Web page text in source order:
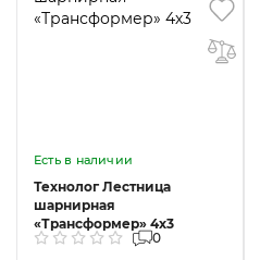
Есть в наличии
Технолог Лестница
шарнирная
«Трансформер» 4х3
0